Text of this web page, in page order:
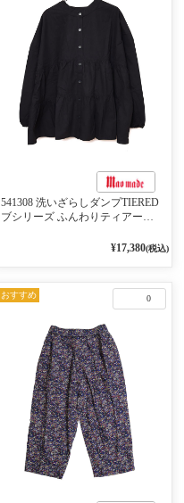
541308 洗いざらしダンプTIERED
ブシリーズ ふんわりティアード
¥17,380(税込)
0
おすすめ